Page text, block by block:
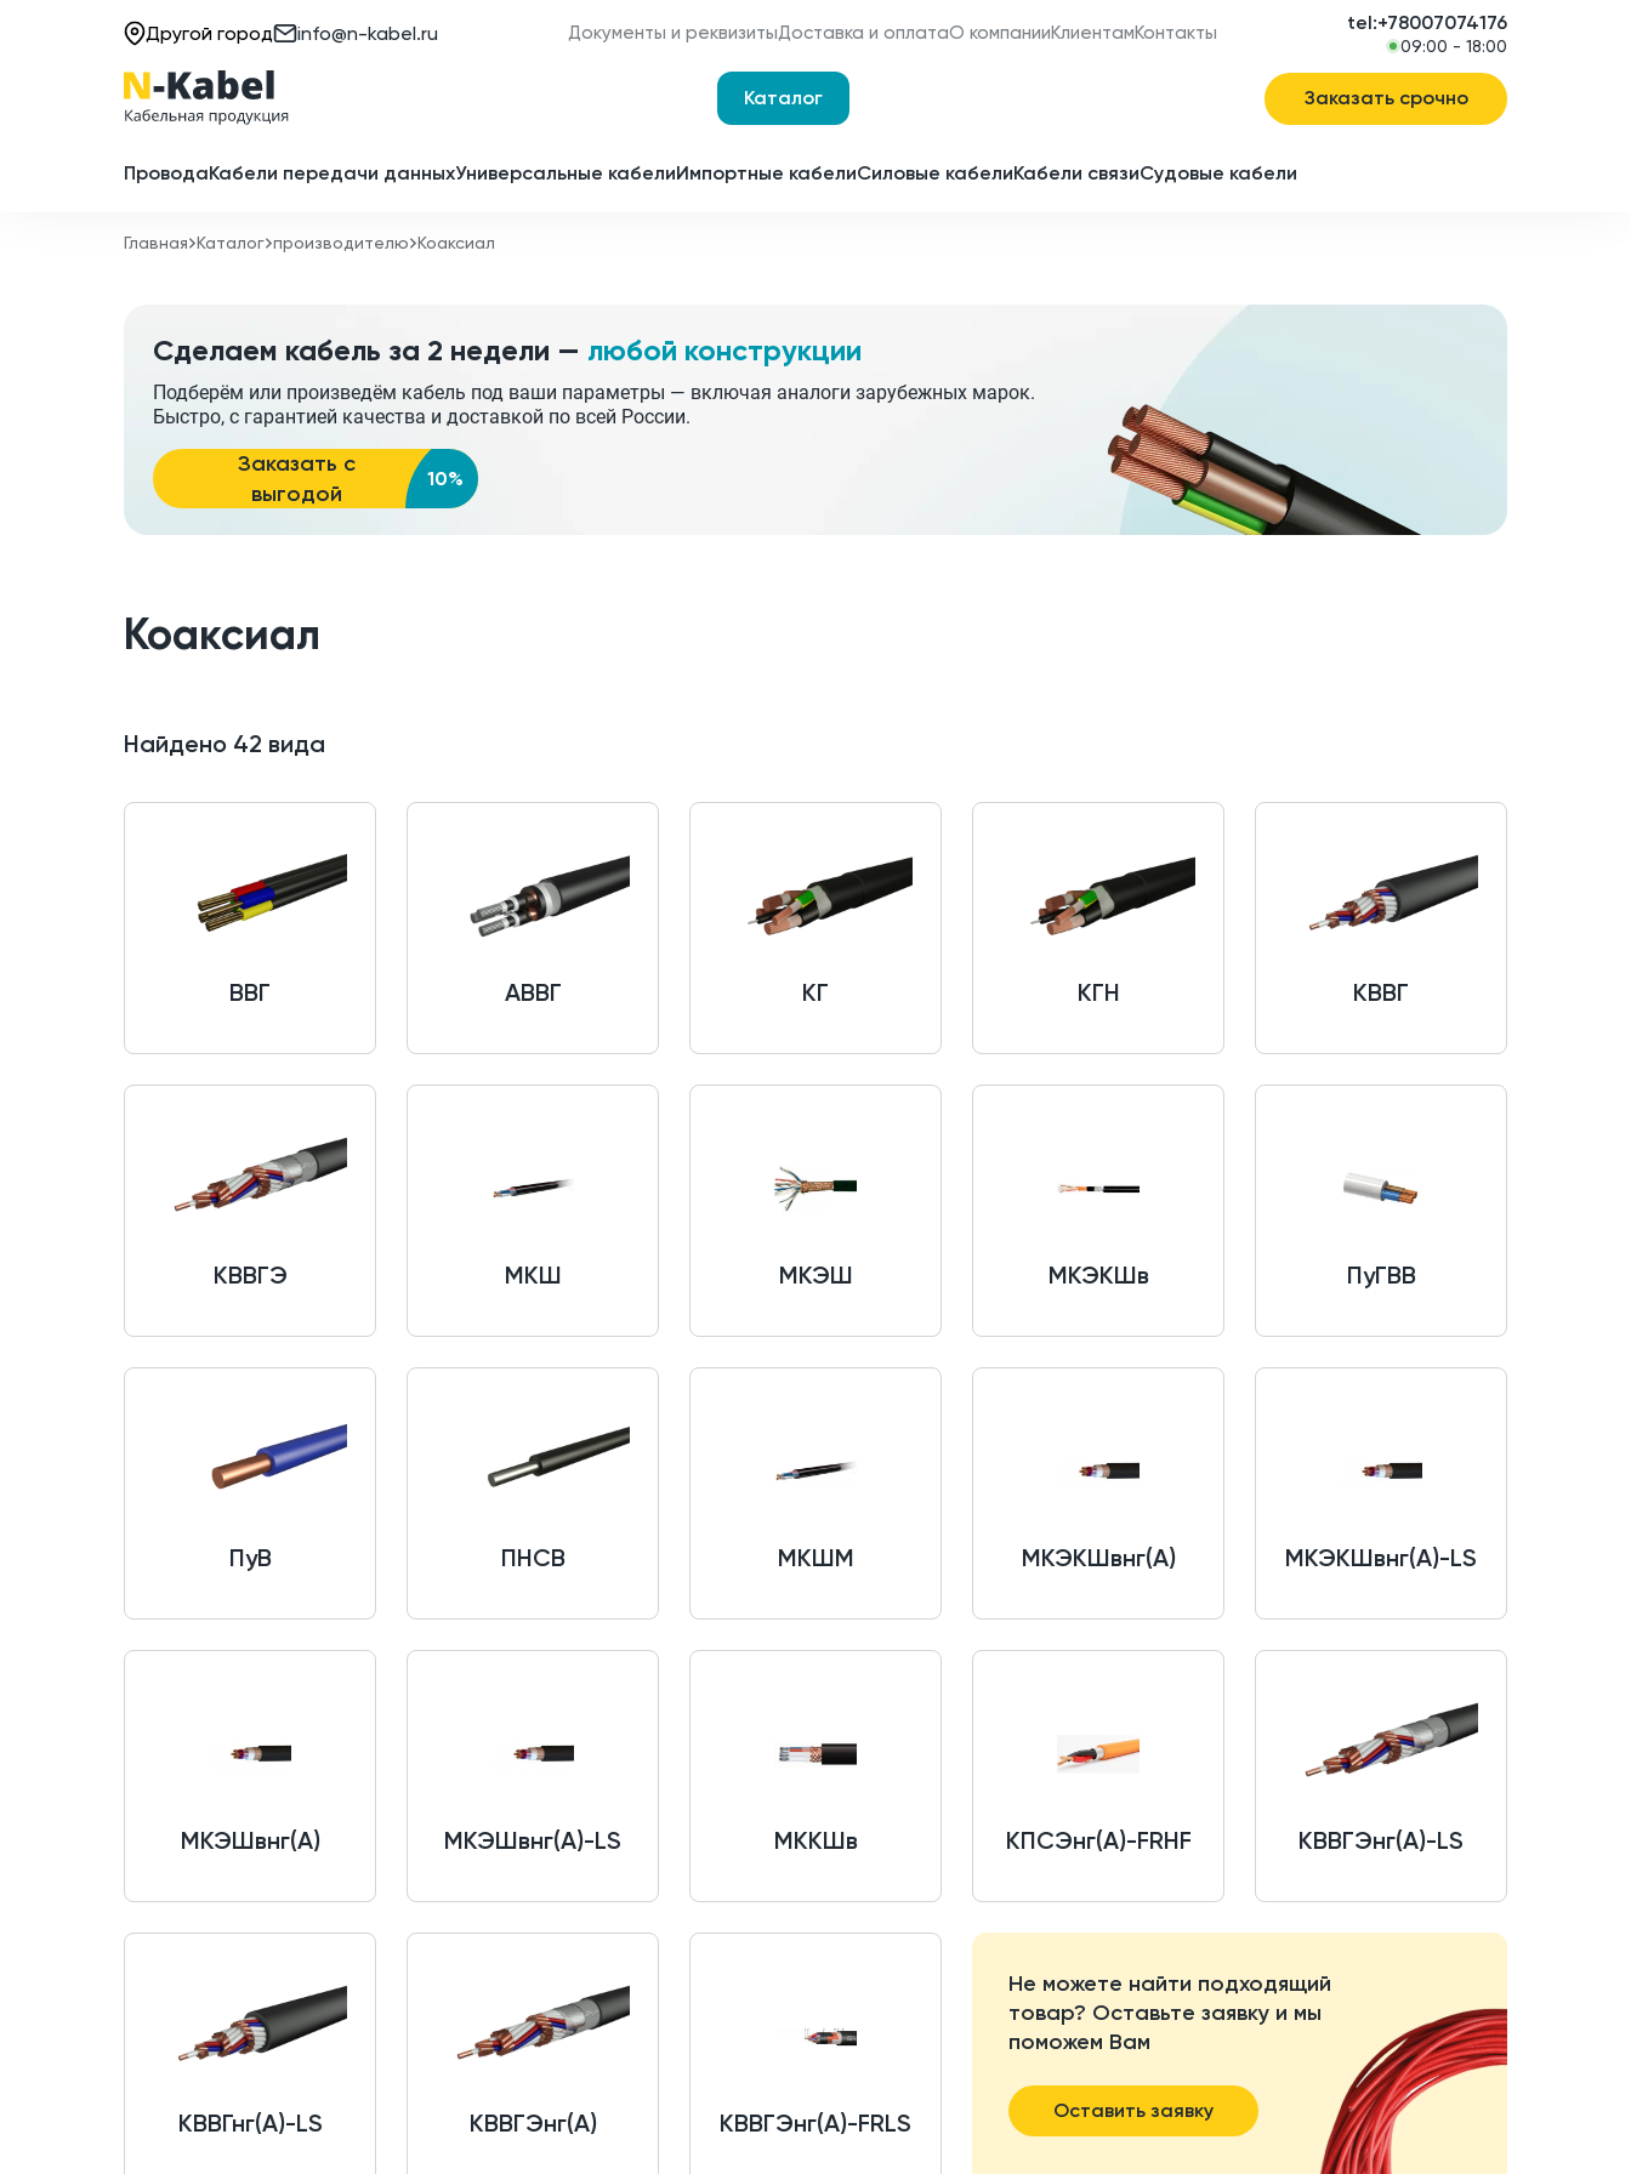
Другой город info@n-kabel.ru Документы и реквизитыДоставка и оплатаО компании
Наши сертификаты
Клиентам
Оплата и доставка
Получить спецпредложение
Контакты tel:+78007074176
09:00 - 18:00
Каталог Заказать срочно
ПроводаКабели передачи данныхУниверсальные кабелиИмпортные кабелиСиловые кабелиКабели связиСудовые кабели
Главная Каталог производителю Коаксиал
Сделаем кабель за 2 недели — любой конструкции
Подберём или произведём кабель под ваши параметры — включая аналоги зарубежных марок.
Быстро, с гарантией качества и доставкой по всей России.
Заказать с
выгодой
10%
Коаксиал
Найдено 42 вида
ВВГ АВВГ КГ КГН КВВГ
КВВГЭ МКШ МКЭШ МКЭКШв ПуГВВ
ПуВ ПНСВ МКШМ МКЭКШвнг(A) МКЭКШвнг(A)-LS
МКЭШвнг(A) МКЭШвнг(A)-LS МККШв КПСЭнг(A)-FRHF КВВГЭнг(A)-LS
КВВГнг(A)-LS КВВГЭнг(A) КВВГЭнг(A)-FRLS
Не можете найти подходящий
товар? Оставьте заявку и мы
поможем Вам
Оставить заявку